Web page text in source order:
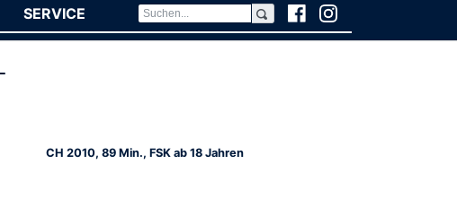
SERVICE (CURRENT)
CH 2010, 89 Min., FSK ab 18 Jahren